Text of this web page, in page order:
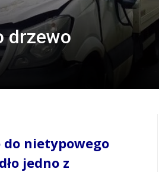
drzewo
do nietypowego
jedno z